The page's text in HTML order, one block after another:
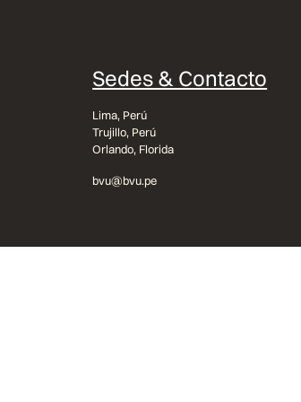
Sedes & Contacto
Lima, Perú
Trujillo, Perú
Orlando, Florida
bvu@bvu.pe